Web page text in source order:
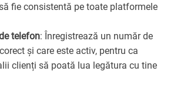
fie consistentă pe toate platformele
telefon: Înregistrează un număr de
și care este activ, pentru ca
clienți să poată lua legătura cu tine